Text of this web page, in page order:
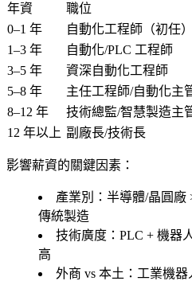
年資 職位
0–1 年
自動化工程師（初任）
1–3 年
自動化/PLC 工程師
3–5 年
資深自動化工程師
5–8 年
主任工程師/自動化主
8–12 年
技術總監/智慧製造主
12 年以上 副廠長/技術長
影響薪資的關鍵因素：
產業別
：半導體/晶圓
傳統製造
技術廣度 ：PLC + 機器
高
外商 vs 本土 ：工業機